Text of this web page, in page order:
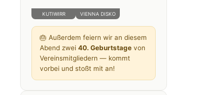
KUTIWIRR VIENNA DISKO
🎂 Außerdem feiern wir an diesem
Abend zwei 40. Geburtstage von
Vereinsmitgliedern — kommt
vorbei und stoßt mit an!